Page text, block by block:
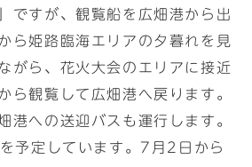
ですが、観覧船を広畑港から出
ら姫路臨海エリアの夕暮れを見
がら、花火大会のエリアに接近
ら観覧して広畑港へ戻ります。
港への送迎バスも運行します。
予定しています。7月2日から